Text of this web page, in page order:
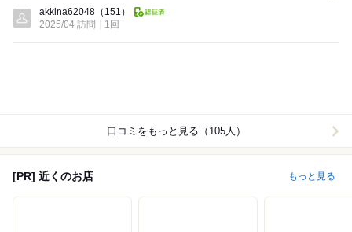
akkina62048 （151）
2025/04 訪問
1回
口コミをもっと見る（105人）
[PR] 近くのお店 もっと見る